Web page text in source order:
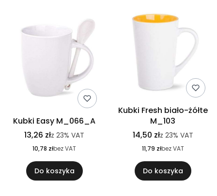
Kubki Easy M_066_A
13,26 złz 23% VAT
10,78 złbez VAT
Do koszyka
Kubki Fresh biało-żółte
M_103
14,50 złz 23% VAT
11,79 złbez VAT
Do koszyka